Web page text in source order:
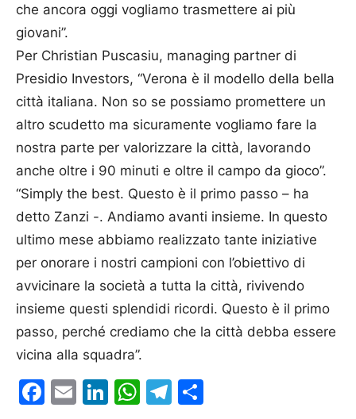
che ancora oggi vogliamo trasmettere ai più
giovani”.
Per Christian Puscasiu, managing partner di
Presidio Investors, “Verona è il modello della bella
città italiana. Non so se possiamo promettere un
altro scudetto ma sicuramente vogliamo fare la
nostra parte per valorizzare la città, lavorando
anche oltre i 90 minuti e oltre il campo da gioco”.
“Simply the best. Questo è il primo passo – ha
detto Zanzi -. Andiamo avanti insieme. In questo
ultimo mese abbiamo realizzato tante iniziative
per onorare i nostri campioni con l’obiettivo di
avvicinare la società a tutta la città, rivivendo
insieme questi splendidi ricordi. Questo è il primo
passo, perché crediamo che la città debba essere
vicina alla squadra”.
Facebook
EmailLinkedIn
WhatsApp
Telegram